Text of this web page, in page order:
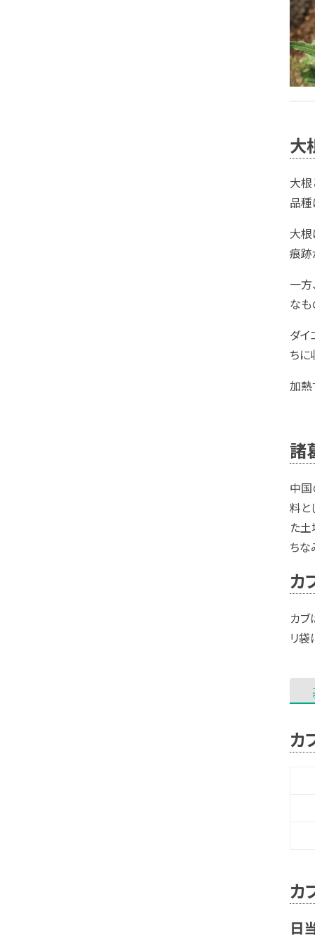
大
大根
品種
大根
痕跡
一方
なも
ダイ
ちに
加熱
諸
中国
料と
た土
ちな
カ
カ
リ袋
カ
カ
日